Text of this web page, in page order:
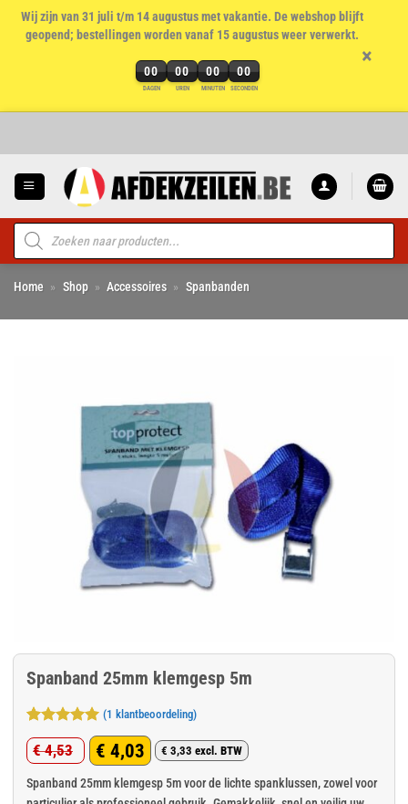
Wij zijn van 31 juli t/m 14 augustus met vakantie. De webshop blijft
geopend; bestellingen worden vanaf 15 augustus weer verwerkt.
00
DAGEN
00
UREN
00
MINUTEN
00
SECONDEN
×
Producten
zoeken
Home » Shop » Accessoires » Spanbanden
Spanband 25mm klemgesp 5m
Gewaardeerd
5op 5
gebaseerd
op
1
klant
waardering
(1 klantbeoordeling)
€4,53
Oorspronkelijke
prijs
€ 4,03
Huidige
prijs
€ 3,33 excl. BTW
Spanband 25mm klemgesp 5m voor de lichte spanklussen, zowel voor